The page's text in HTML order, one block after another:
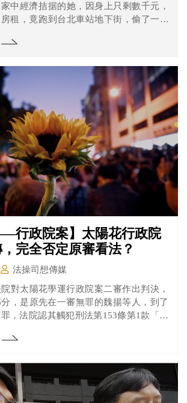
中經濟拮据的她，因身上只剩數千元，
租，竟跑到台北車站地下街，偷了一盒
還120元便當費；店家則表示若婦人捐款
將婦人緩起訴1年，須捐國庫5000元。
行政院案】太陽花行政院
完全否定原審看法？
法操司想傳媒
對太陽花學運行政院案二審作出判決，
，是原先在一審無罪的魏揚等人，到了
，法院認其觸犯刑法第153條第1款「煽
是什麼？跟一審又有什麼不同？來看看